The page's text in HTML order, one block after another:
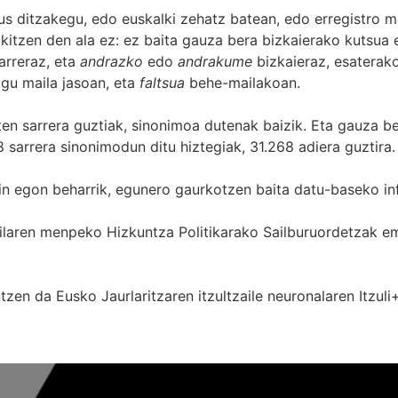
ditzakegu, edo euskalki zehatz batean, edo erregistro
den ala ez: ez baita gauza bera bizkaierako kutsua
eta andrazko edo andrakume bizkaieraz,
maila jasoan, eta faltsua behe-mailakoan.
sarrera guztiak, sinonimoa dutenak baizik. Eta gauza
sinonimodun ditu hiztegiak, 31.268 adiera guztira.
egon beharrik, egunero gaurkotzen baita datu-baseko
menpeko Hizkuntza Politikarako Sailburuordetzak
da Eusko Jaurlaritzaren itzultzaile neuronalaren